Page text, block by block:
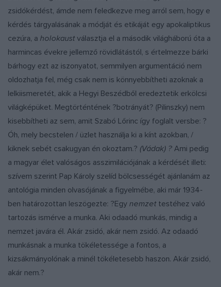
zsidókérdést, ámde nem feledkezve meg arról sem, hogy e
kérdés tárgyalásának a módját és etikáját egy apokaliptikus
cezúra, a holokaust választja el a második világháború óta a
harmincas évekre jellemző rövidlátástól, s értelmezze bárki
bárhogy ezt az iszonyatot, semmilyen argumentáció nem
oldozhatja fel, még csak nem is könnyebbítheti azoknak a
lelkiismeretét, akik a Hegyi Beszédből eredeztetik erkölcsi
világképüket. Megtörténtének ?botrányát? (Pilinszky) nem
kisebbítheti az sem, amit Szabó Lőrinc így foglalt versbe: ?
Óh, mely becstelen / üzlet használja ki a kínt azokban, /
kiknek sebét csakugyan én okoztam.? (Vádak) ? Ami pedig
a magyar élet valóságos asszimilációjának a kérdését illeti:
szívem szerint Pap Károly szelíd bölcsességét ajánlanám az
antológia minden olvasójának a figyelmébe, aki már 1934-
ben határozottan leszögezte: ?Egy nemzet testéhez való
tartozás ismérve a munka. Aki odaadó munkás, mindig a
nemzet javára él. Akár zsidó, akár nem zsidó. Az odaadó
munkásnak a munka tökéletessége a fontos, a
kizsákmányolónak a minél tökéletesebb haszon. Akár zsidó,
akár nem.?